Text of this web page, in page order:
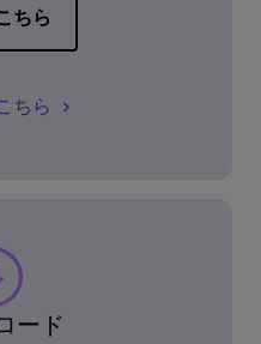
ちら
ちら
ード